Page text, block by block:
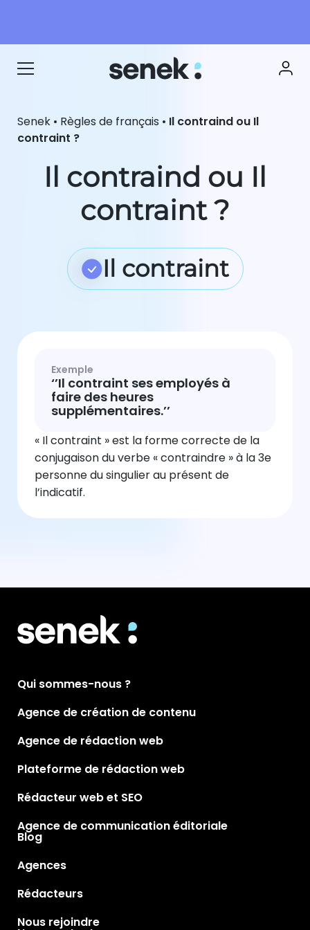
Senek • Règles de français • Il contraind ou Il
contraint ?
Il contraind ou Il
contraint ?
Il contraint
Exemple
‘’Il contraint ses employés à
faire des heures
supplémentaires.’’
« Il contraint » est la forme correcte de la
conjugaison du verbe « contraindre » à la 3e
personne du singulier au présent de
l’indicatif.
Qui sommes-nous ?
Agence de création de contenu
Agence de rédaction web
Plateforme de rédaction web
Rédacteur web et SEO
Agence de communication éditoriale
Blog
Agences
Rédacteurs
Nous rejoindre